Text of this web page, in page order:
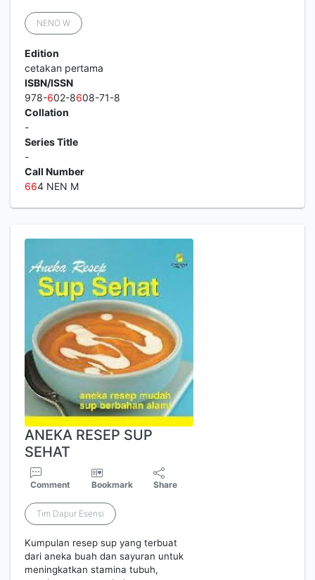
NENO W
Edition
cetakan pertama
ISBN/ISSN
978-602-8608-71-8
Collation
-
Series Title
-
Call Number
664 NEN M
ANEKA RESEP SUP
SEHAT
Comment Bookmark Share
Tim Dapur Esensi
Kumpulan resep sup yang terbuat
dari aneka buah dan sayuran untuk
meningkatkan stamina tubuh,